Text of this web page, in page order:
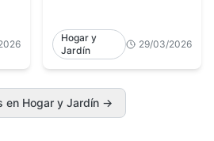
Hogar y
Jardín
29/03/2026
en Hogar y Jardín →